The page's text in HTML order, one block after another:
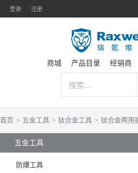
登录 注册
商城 产品目录 经销商
首页 > 五金工具 > 钛合金工具 > 钛合金两用
五金工具
防爆工具